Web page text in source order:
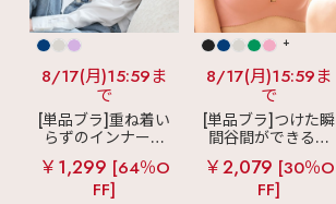
ーフバックショーツ
✧1903222 ハートチ
ュール レースアップ
ハーフバックショーツ
♡┈┈┈┈┈┈┈┈┈
┈┈┈┈┈┈┈┈┈┈
┈♡ 最後までご覧い
ただきありがとうござ
います♪ 掲載商品は画
投稿は"保存"がオスス
メ☑ この投稿の他に
8/17(月)15:59ま
で
[単品ブラ]重ね着い
らずのインナーブ
ラ
リッチバスト
ブラトップ (ワイヤ
ー入り)
￥1,299 [64％O
FF]
+
8/17(月)15:59ま
で
[単品ブラ]つけた瞬
間谷間ができるシ
ームレスブラ
超
盛ブラ(R) シームレ
ス 単品ブラジャー
￥2,079 [30％O
FF]